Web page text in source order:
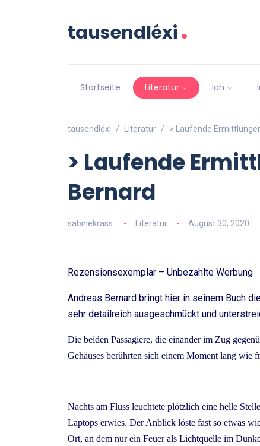
tausendléxi.
Startseite Literatur Ich
tausendléxi Literatur > Laufende
> Laufende
Bernard
sabinekrass Literatur August 30, 2020
Rezensionsexemplar – Unbezahlte Werbung
Andreas Bernard bringt hier in seinem Buch
sehr detailreich ausgeschmückt und
Die beiden Passagiere, die einander im Zug
Gehäuses berührten sich einem Moment lang wie
Nachts am Fluss leuchtete plötzlich eine helle
Laptops erwies. Der Anblick löste fast so etwas
Ort, an dem nur ein Feuer als Lichtquelle im